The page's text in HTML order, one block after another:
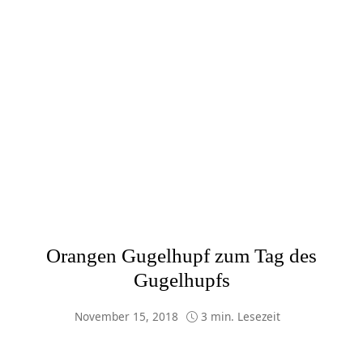
Orangen Gugelhupf zum Tag des
Gugelhupfs
November 15, 2018 3 min. Lesezeit